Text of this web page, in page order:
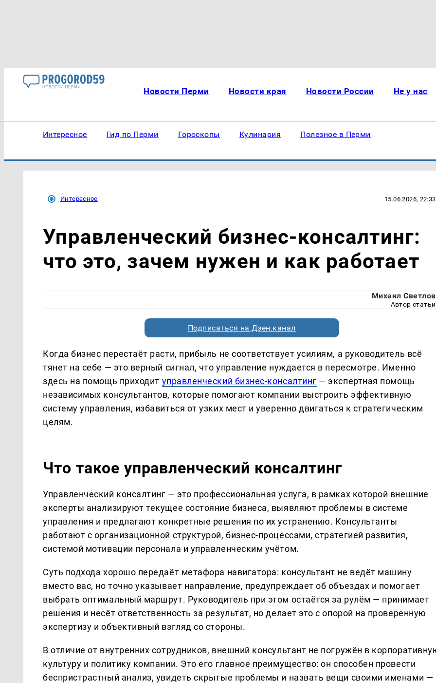
Новости Перми Новости края Новости России Не у нас
Интересное Гид по Перми Гороскопы Кулинария Полезное в Перми
Интересное 15.06.2026, 22:33
Управленческий бизнес-консалтинг:
что это, зачем нужен и как работает
Михаил Светлов
Автор статьи
Подписаться на Дзен.канал
Когда бизнес перестаёт расти, прибыль не соответствует усилиям, а руководитель всё
тянет на себе — это верный сигнал, что управление нуждается в пересмотре. Именно
здесь на помощь приходит управленческий бизнес-консалтинг — экспертная помощь
независимых консультантов, которые помогают компании выстроить эффективную
систему управления, избавиться от узких мест и уверенно двигаться к стратегическим
целям.
Что такое управленческий консалтинг
Управленческий консалтинг — это профессиональная услуга, в рамках которой внешние
эксперты анализируют текущее состояние бизнеса, выявляют проблемы в системе
управления и предлагают конкретные решения по их устранению. Консультанты
работают с организационной структурой, бизнес-процессами, стратегией развития,
системой мотивации персонала и управленческим учётом.
Суть подхода хорошо передаёт метафора навигатора: консультант не ведёт машину
вместо вас, но точно указывает направление, предупреждает об объездах и помогает
выбрать оптимальный маршрут. Руководитель при этом остаётся за рулём — принимает
решения и несёт ответственность за результат, но делает это с опорой на проверенную
экспертизу и объективный взгляд со стороны.
В отличие от внутренних сотрудников, внешний консультант не погружён в
культуру и политику компании. Это его главное преимущество: он способен провести
беспристрастный анализ, увидеть скрытые проблемы и назвать вещи своими именами —